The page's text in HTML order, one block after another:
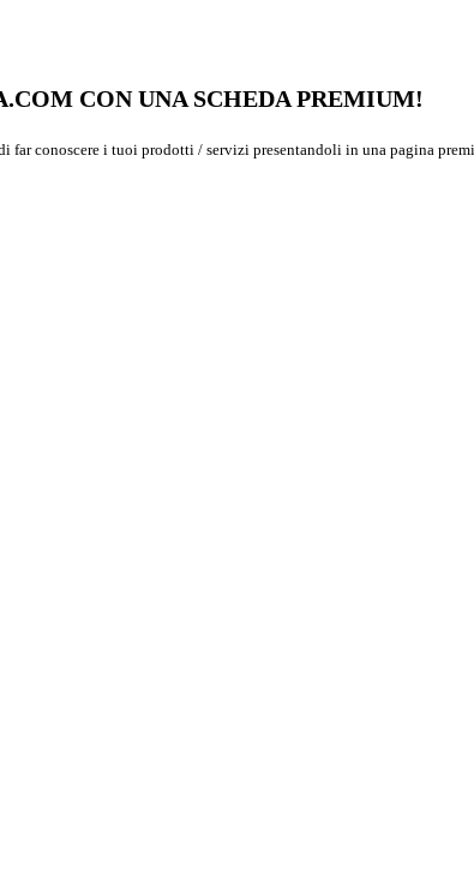
CON UNA SCHEDA PREMIUM!
conoscere i tuoi prodotti / servizi presentandoli in una pagina